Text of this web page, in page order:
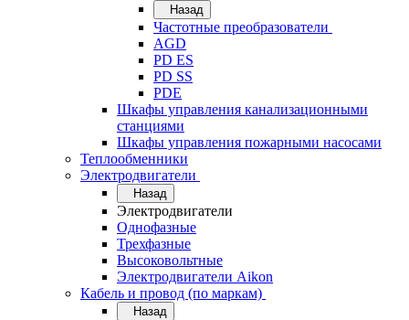
Назад
Частотные преобразователи
AGD
PD ES
PD SS
PDE
Шкафы управления канализационными
станциями
Шкафы управления пожарными насосами
Теплообменники
Электродвигатели
Назад
Электродвигатели
Однофазные
Трехфазные
Высоковольтные
Электродвигатели Aikon
Кабель и провод (по маркам)
Назад